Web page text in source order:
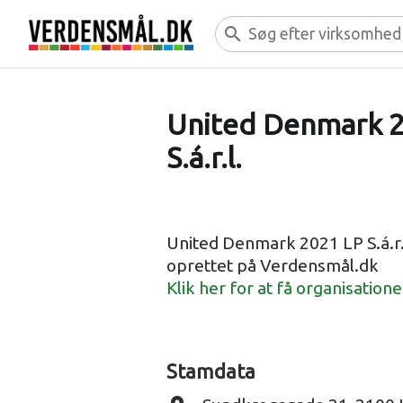
search
United Denmark
S.á.r.l.
United Denmark 2021 LP
oprettet på Verdensmål.dk
Klik her for at få
Stamdata